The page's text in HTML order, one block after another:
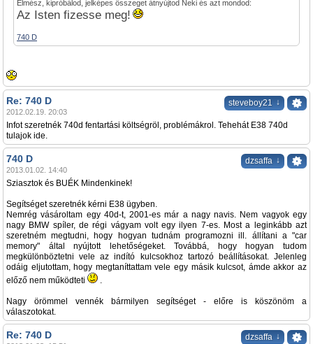
Elmész, kipróbálod, jelképes összeget átnyújtod Neki és azt mondod:
Az Isten fizesse meg!
740 D
steveboy21 ↓
Re: 740 D
2012.02.19. 20:03
Infot szeretnék 740d fentartási költségröl, problémákrol. Tehehát E38 740d
tulajok ide.
dzsaffa ↓
740 D
2013.01.02. 14:40
Sziasztok és BUÉK Mindenkinek!
Segítséget szeretnék kérni E38 ügyben.
Nemrég vásároltam egy 40d-t, 2001-es már a nagy navis. Nem vagyok egy
nagy BMW spíler, de régi vágyam volt egy ilyen 7-es. Most a leginkább azt
szeretném megtudni, hogy hogyan tudnám programozni ill. állítani a "car
memory" által nyújtott lehetőségeket. Továbbá, hogy hogyan tudom
megkülönböztetni vele az indító kulcsokhoz tartozó beállításokat. Jelenleg
odáig eljutottam, hogy megtaníttattam vele egy másik kulcsot, ámde akkor az
előző nem működteti
.
Nagy örömmel vennék bármilyen segítséget - előre is köszönöm a
válaszotokat.
dzsaffa ↓
Re: 740 D